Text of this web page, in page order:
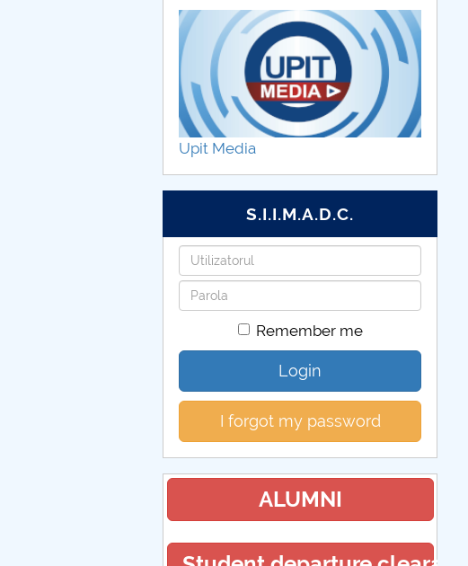
Upit Media
S.I.I.M.A.D.C.
Username
Password
Remember me
Login
I forgot my password
ALUMNI